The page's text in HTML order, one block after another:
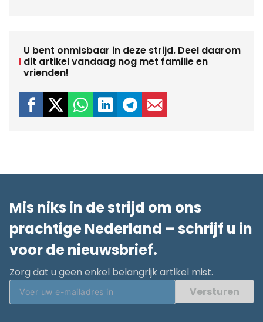
U bent onmisbaar in deze strijd. Deel daarom
dit artikel vandaag nog met familie en
vrienden!
Mis niks in de strijd om ons
prachtige Nederland – schrijf u in
voor de nieuwsbrief.
Zorg dat u geen enkel belangrijk artikel mist.
Versturen